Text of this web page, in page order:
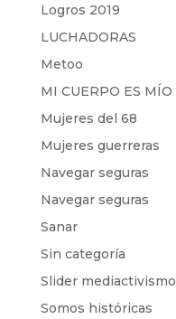
Logros 2019
LUCHADORAS
Metoo
MI CUERPO ES MÍO
Mujeres del 68
Mujeres guerreras
Navegar seguras
Navegar seguras
Sanar
Sin categoría
Slider mediactivismo
Somos históricas